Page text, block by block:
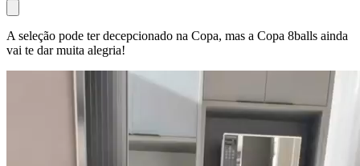
A seleção pode ter decepcionado na Copa, mas a Copa 8balls ainda
vai te dar muita alegria!